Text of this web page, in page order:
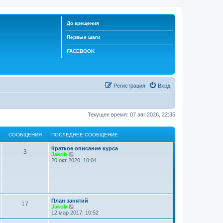
До крещения
Первые шаги
FACEBOOK
Вход
Регистрация
Текущее время: 07 авг 2026, 22:35
СООБЩЕНИЯ ПОСЛЕДНЕЕ СООБЩЕНИЕ
3
Краткое описание курса
Jakob
е
к
п
с
л
20 окт 2020, 10:04
17
План занятий
Jakob
е
р
12 мар 2017, 10:52